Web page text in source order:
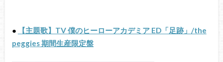
●
【主題歌】TV 僕のヒーローアカデミア ED「足跡」/the
peggies 期間生産限定盤